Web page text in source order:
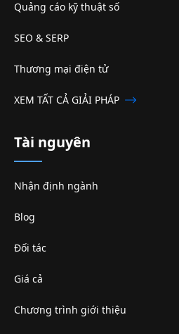
Quảng cáo kỹ thuật số
SEO & SERP
Thương mại điện tử
XEM TẤT CẢ GIẢI PHÁP
Tài nguyên
Nhận định ngành
Blog
Đối tác
Giá cả
Chương trình giới thiệu